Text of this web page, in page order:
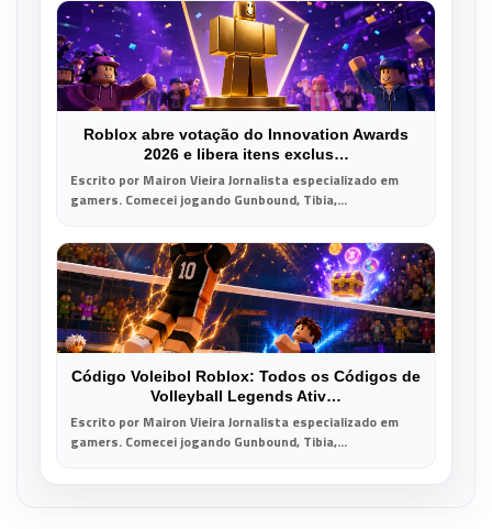
Roblox abre votação do Innovation Awards
2026 e libera itens exclus…
Escrito por Mairon Vieira Jornalista especializado em
gamers. Comecei jogando Gunbound, Tibia,...
Código Voleibol Roblox: Todos os Códigos de
Volleyball Legends Ativ…
Escrito por Mairon Vieira Jornalista especializado em
gamers. Comecei jogando Gunbound, Tibia,...